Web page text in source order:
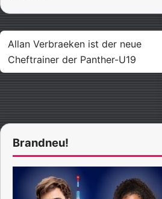
Beitragsnavigation
Allan Verbraeken ist der neue
Cheftrainer der Panther-U19
Brandneu!